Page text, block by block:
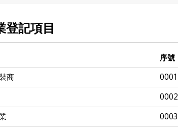
登記項目
序號
商
0001
0002
0003